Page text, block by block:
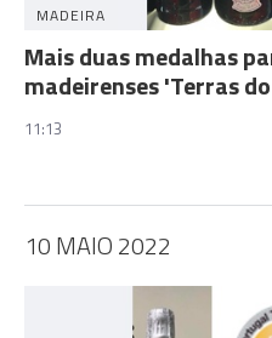
MADEIRA
Mais duas medalhas
madeirenses 'Terras
11:13
10 MAIO 2022